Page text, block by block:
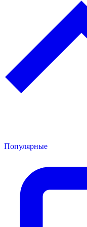
Популярные